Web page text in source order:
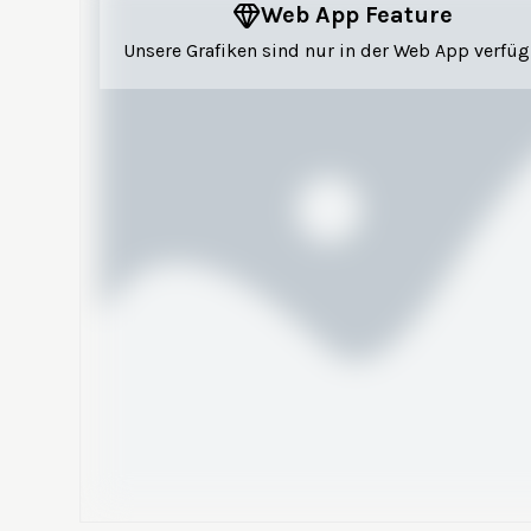
Web App Feature
Unsere Grafiken sind nur in der Web App